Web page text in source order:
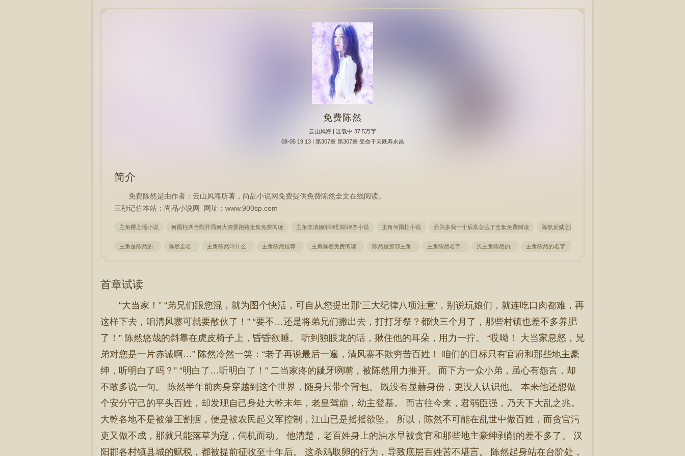
免费陈然
云山风海 | 连载中 37.5万字
08-05 19:13 | 第307章 第307章 受命于天既寿永昌
简介
免费陈然是由作者：云山风海所著，尚品小说网免费提供免费陈然全文在线阅读。
三秒记住本站：尚品小说网 网址：www.900sp.com
主角樱之瑶小说 何雨柱四合院开局何大清要跑路全集免费阅读 主角李清婉耶律烈耶律齐小说 主角何雨柱小说 俞兴多我一个后富怎么了全集免费阅读 陈然反贼之路开局抢了和亲公主全集免费阅读
主角是陈然的 陈然全名 主角陈然叫什么 主角陈然推荐 主角陈然免费阅读 陈然是那部主角 主角陈然名字 男主角陈然的 主角陈然的名字
首章试读
“大当家！” “弟兄们跟您混，就为图个快活，可自从您提出那‘三大纪律八项注意’，别说玩娘们，就连吃口肉都难，再
这样下去，咱清风寨可就要散伙了！” “要不…还是将弟兄们撒出去，打打牙祭？都快三个月了，那些村镇也差不多养肥
了！” 陈然悠哉的斜靠在虎皮椅子上，昏昏欲睡。 听到独眼龙的话，揪住他的耳朵，用力一拧。 “哎呦！ 大当家息怒，兄
弟对您是一片赤诚啊…” 陈然冷然一笑：“老子再说最后一遍，清风寨不欺穷苦百姓！ 咱们的目标只有官府和那些地主豪
绅，听明白了吗？” “明白了…听明白了！” 二当家疼的龇牙咧嘴，被陈然用力推开。 而下方一众小弟，虽心有怨言，却
不敢多说一句。 陈然半年前肉身穿越到这个世界，随身只带个背包。 既没有显赫身份，更没人认识他。 本来他还想做
个安分守己的平头百姓，却发现自己身处大乾末年，老皇驾崩，幼主登基。 而古往今来，君弱臣强，乃天下大乱之兆。
大乾各地不是被藩王割据，便是被农民起义军控制，江山已是摇摇欲坠。 所以，陈然不可能在乱世中做百姓，而贪官污
吏又做不成，那就只能落草为寇，伺机而动。 他清楚，老百姓身上的油水早被贪官和那些地主豪绅剥削的差不多了。 汉
阳郡各村镇县城的赋税，都被提前征收至十年后。 这杀鸡取卵的行为，导致底层百姓苦不堪言。 陈然起身站在台阶处，